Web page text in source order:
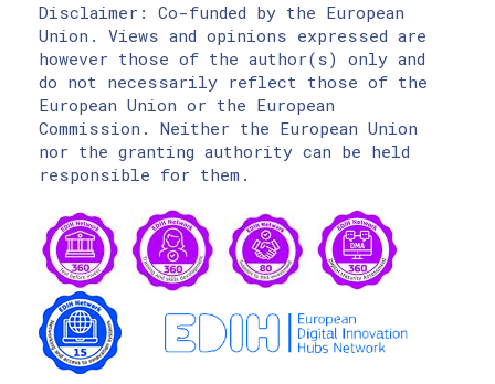
Disclaimer: Co-funded by the European
Union. Views and opinions expressed are
however those of the author(s) only and
do not necessarily reflect those of the
European Union or the European
Commission. Neither the European Union
nor the granting authority can be held
responsible for them.